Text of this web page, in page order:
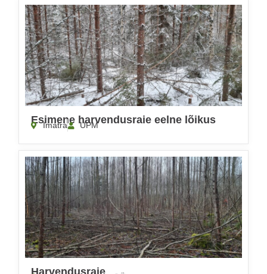
Esimene harvendusraie eelne lõikus
Imatra UPM
Harvendusraie